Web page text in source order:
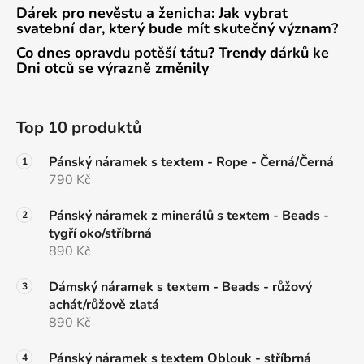
Dárek pro nevěstu a ženicha: Jak vybrat
svatební dar, který bude mít skutečný význam?
Co dnes opravdu potěší tátu? Trendy dárků ke
Dni otců se výrazně změnily
Top 10 produktů
Pánský náramek s textem - Rope - Černá/Černá
790 Kč
Pánský náramek z minerálů s textem - Beads -
tygří oko/stříbrná
890 Kč
Dámský náramek s textem - Beads - růžový
achát/růžově zlatá
890 Kč
Pánský náramek s textem Oblouk - stříbrná